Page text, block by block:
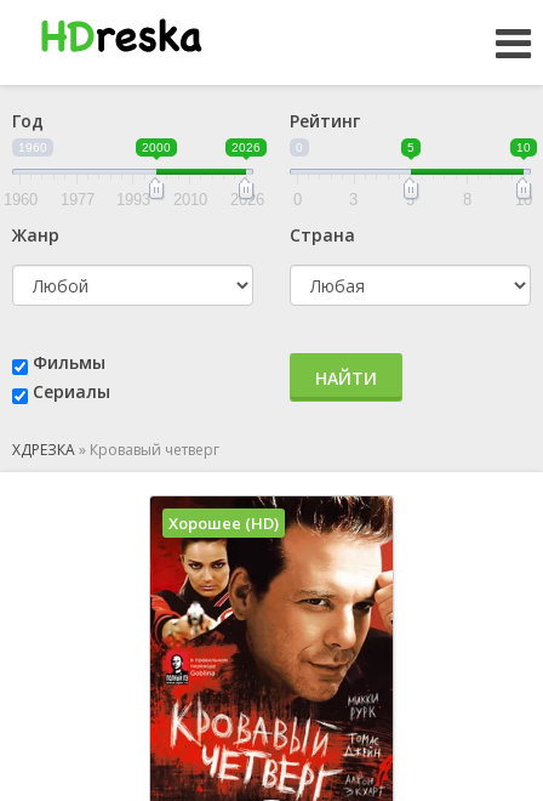
Год
1960 2000 2026
1960 1977 1993 2010 2026
Рейтинг
0 5 10
0 3 5 8 10
Жанр Страна
Фильмы
Сериалы
НАЙТИ
ХДРЕЗКА» Кровавый четверг
Хорошее (HD)